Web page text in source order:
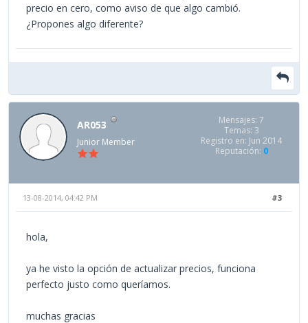
precio en cero, como aviso de que algo cambió.
¿Propones algo diferente?
AR053
Junior Member
Mensajes: 7
Temas: 3
Registro en: Jun 2014
Reputación: 0
#3
13-08-2014, 04:42 PM
hola,
ya he visto la opción de actualizar precios, funciona
perfecto justo como queríamos.
muchas gracias